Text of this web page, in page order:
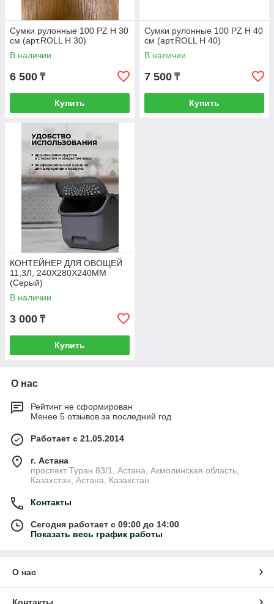
Сумки рулонные 100 PZ H 30
см (арт.ROLL H 30)
В наличии
6 500 ₸
Купить
Сумки рулонные 100 PZ H 40
см (арт.ROLL H 40)
В наличии
7 500 ₸
Купить
КОНТЕЙНЕР ДЛЯ ОВОЩЕЙ
11,3Л, 240Х280Х240ММ
(Серый)
В наличии
3 000 ₸
Купить
О нас
Рейтинг не сформирован
Менее 5 отзывов за последний год
Работает с 21.05.2014
г. Астана
проспект Туран 83/1, Астана, Акмолинская область,
Казахстан, Астана, Казахстан
Контакты
Сегодня работает с 09:00 до 14:00
Показать весь график работы
О нас